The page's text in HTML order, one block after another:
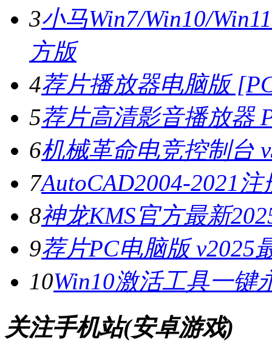
3小马Win7/Win10/
方版
4荐片播放器电脑版
5荐片高清影音播放器
6机械革命电竞控制台
7AutoCAD2004-2021
8神龙KMS官方最新
9荐片PC电脑版 v2025
10Win10激活工具一键
关注手机站(安卓游戏)